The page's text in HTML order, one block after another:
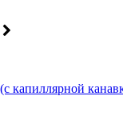
капиллярной